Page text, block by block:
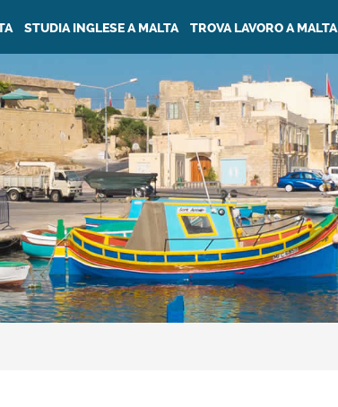
STUDIA INGLESE A MALTA TROVA LAVORO A MALTA